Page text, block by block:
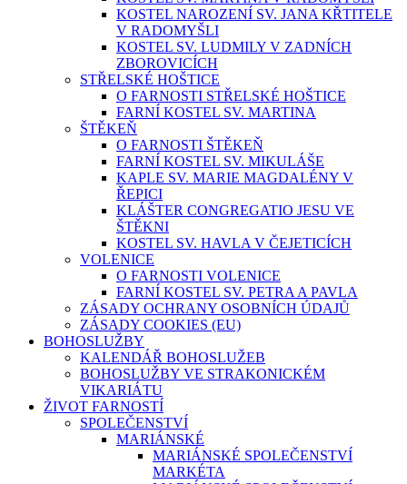
KOSTEL NAROZENÍ SV. JANA KŘTITELE
V RADOMYŠLI
KOSTEL SV. LUDMILY V ZADNÍCH
ZBOROVICÍCH
STŘELSKÉ HOŠTICE
O FARNOSTI STŘELSKÉ HOŠTICE
FARNÍ KOSTEL SV. MARTINA
ŠTĚKEŇ
O FARNOSTI ŠTĚKEŇ
FARNÍ KOSTEL SV. MIKULÁŠE
KAPLE SV. MARIE MAGDALÉNY V
ŘEPICI
KLÁŠTER CONGREGATIO JESU VE
ŠTĚKNI
KOSTEL SV. HAVLA V ČEJETICÍCH
VOLENICE
O FARNOSTI VOLENICE
FARNÍ KOSTEL SV. PETRA A PAVLA
ZÁSADY OCHRANY OSOBNÍCH ÚDAJŮ
ZÁSADY COOKIES (EU)
BOHOSLUŽBY
KALENDÁŘ BOHOSLUŽEB
BOHOSLUŽBY VE STRAKONICKÉM
VIKARIÁTU
ŽIVOT FARNOSTÍ
SPOLEČENSTVÍ
MARIÁNSKÉ
MARIÁNSKÉ SPOLEČENSTVÍ
MARKÉTA